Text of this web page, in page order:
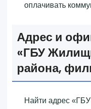
оплачивать
Адрес и
«‎ГБУ
района,
Найти адрес